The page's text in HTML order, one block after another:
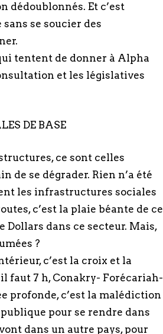
dédoublonnés. Et c’est
se soucier des
tentent de donner à Alpha
et les législatives
DE BASE
ce sont celles
de se dégrader. Rien n’a été
les infrastructures sociales
c’est la plaie béante de ce
dans ce secteur. Mais,
?
c’est la croix et la
faut 7 h, Conakry- Forécariah-
profonde, c’est la malédiction
pour se rendre dans
dans un autre pays, pour